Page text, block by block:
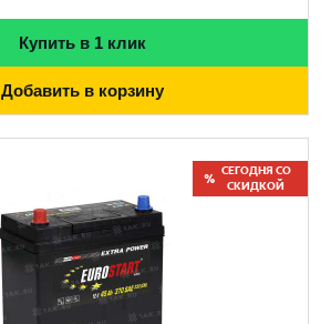
Купить в 1 клик
Добавить в корзину
СЕГОДНЯ СО
СКИДКОЙ